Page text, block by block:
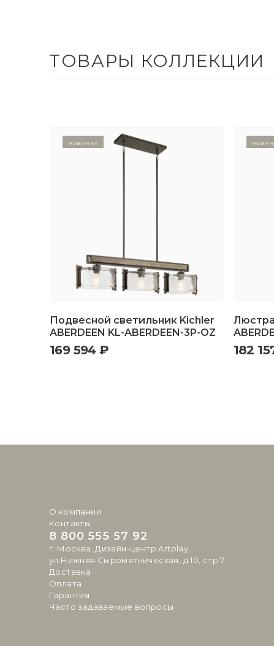
ТОВАРЫ КОЛЛЕКЦИИ
Новинка
Подвесной светильник Kichler
ABERDEEN KL-ABERDEEN-3P-OZ
169 594 ₽
Люстра
182
О компании
Контакты
8 800 555 57 92
г. Москва, Дизайн-центр Artplay,
ул.Нижняя Сыромятническая, д.10, стр.7
Доставка
Оплата
Гарантия
Часто задаваемые вопросы